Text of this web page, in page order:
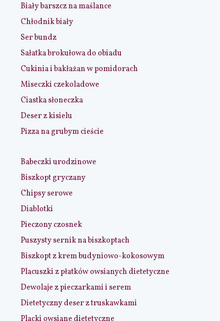
Biały barszcz na maślance
Chłodnik biały
Ser bundz
Sałatka brokułowa do obiadu
Cukinia i bakłażan w pomidorach
Miseczki czekoladowe
Ciastka słoneczka
Deser z kisielu
Pizza na grubym cieście
Babeczki urodzinowe
Biszkopt gryczany
Chipsy serowe
Diablotki
Pieczony czosnek
Puszysty sernik na biszkoptach
Biszkopt z krem budyniowo-kokosowym
Placuszki z płatków owsianych dietetyczne
Dewolaje z pieczarkami i serem
Dietetyczny deser z truskawkami